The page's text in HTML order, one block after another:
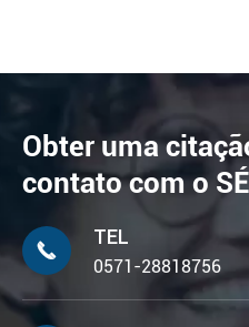
Obter uma
contato com o

TEL
0571-28818756